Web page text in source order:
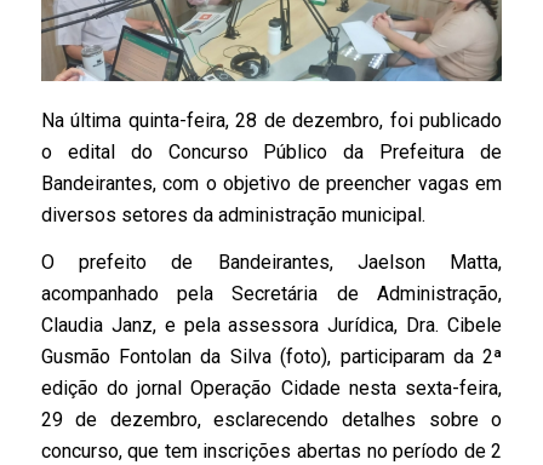
Na última quinta-feira, 28 de dezembro, foi publicado
o edital do Concurso Público da Prefeitura de
Bandeirantes, com o objetivo de preencher vagas em
diversos setores da administração municipal.
O prefeito de Bandeirantes, Jaelson Matta,
acompanhado pela Secretária de Administração,
Claudia Janz, e pela assessora Jurídica, Dra. Cibele
Gusmão Fontolan da Silva (foto), participaram da 2ª
edição do jornal Operação Cidade nesta sexta-feira,
29 de dezembro, esclarecendo detalhes sobre o
concurso, que tem inscrições abertas no período de 2